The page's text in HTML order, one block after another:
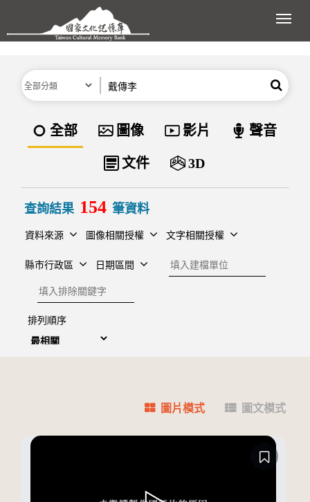
跳到主要內容區塊
展
分類 搜尋
資料類型
全部 圖像 影片 聲音
文件 3D
查詢結果 154 筆資料
資料來源 圖像相關授權 文字相關授權
縣市行政區 日期區間
建檔單位
排除關鍵字
排列順序
圖片模式 圖文模式